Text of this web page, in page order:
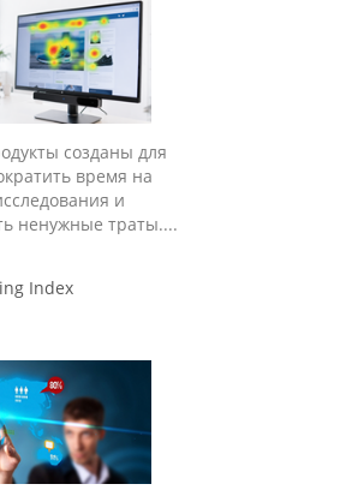
созданы для
время на
и
ненужные траты....
Index